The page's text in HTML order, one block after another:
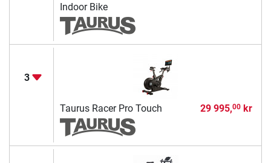
Indoor Bike
3
Taurus Racer Pro Touch 29 995,00kr